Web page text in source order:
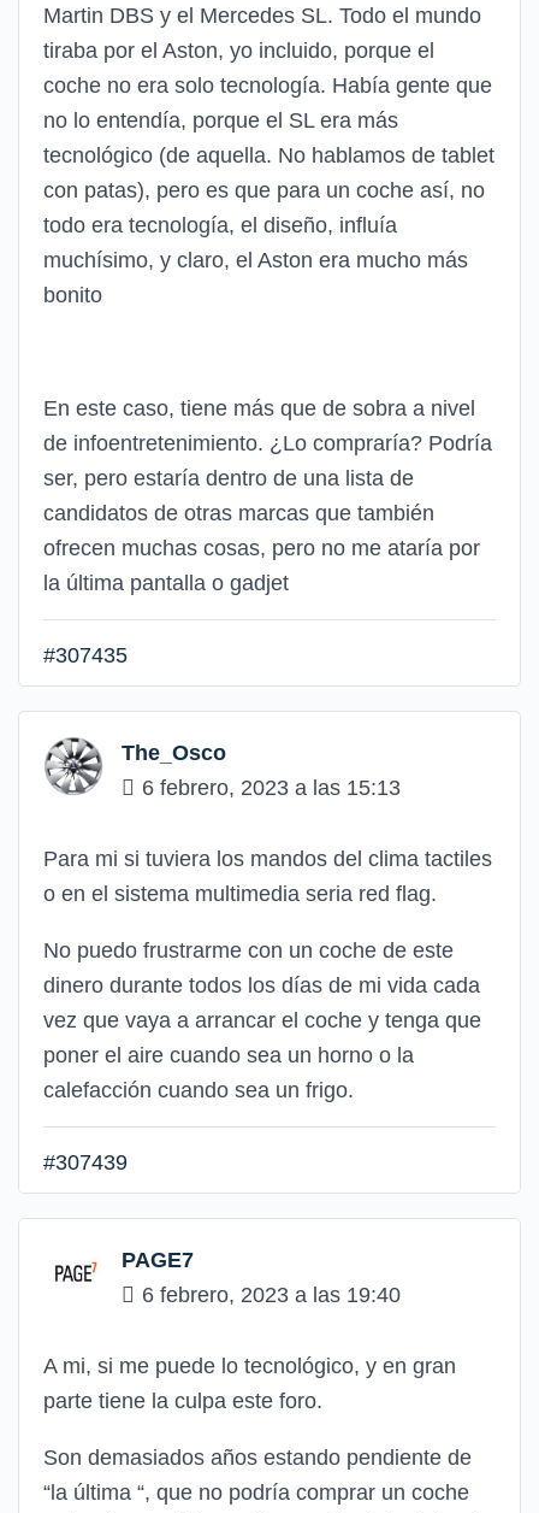
Martin DBS y el Mercedes SL. Todo el mundo
tiraba por el Aston, yo incluido, porque el
coche no era solo tecnología. Había gente que
no lo entendía, porque el SL era más
tecnológico (de aquella. No hablamos de tablet
con patas), pero es que para un coche así, no
todo era tecnología, el diseño, influía
muchísimo, y claro, el Aston era mucho más
bonito
En este caso, tiene más que de sobra a nivel
de infoentretenimiento. ¿Lo compraría? Podría
ser, pero estaría dentro de una lista de
candidatos de otras marcas que también
ofrecen muchas cosas, pero no me ataría por
la última pantalla o gadjet
#307435
The_Osco
6 febrero, 2023 a las 15:13
Para mi si tuviera los mandos del clima tactiles
o en el sistema multimedia seria red flag.
No puedo frustrarme con un coche de este
dinero durante todos los días de mi vida cada
vez que vaya a arrancar el coche y tenga que
poner el aire cuando sea un horno o la
calefacción cuando sea un frigo.
#307439
PAGE7
6 febrero, 2023 a las 19:40
A mi, si me puede lo tecnológico, y en gran
parte tiene la culpa este foro.
Son demasiados años estando pendiente de
“la última “, que no podría comprar un coche